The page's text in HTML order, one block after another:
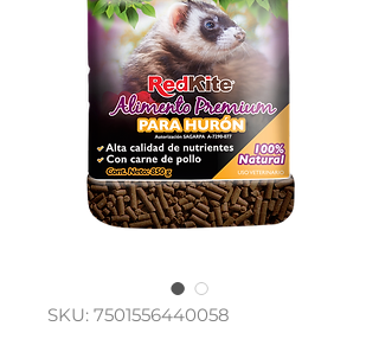
SKU: 7501556440058